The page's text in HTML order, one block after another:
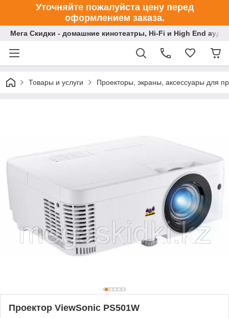
Уточняйте пожалуйста цену перед
оформлением заказа.
Мега Скидки - домашние кинотеатры, Hi-Fi и High End
Товары и услуги Проекторы, экраны, аксессуары для
Проектор ViewSonic PS501W